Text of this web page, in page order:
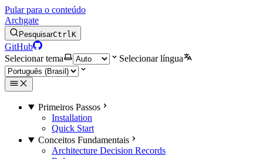
Pular para o conteúdo
Archgate
PesquisarCtrlK
GitHub
Selecionar tema
Selecionar língua
Primeiros Passos
Installation
Quick Start
Conceitos Fundamentais
Architecture Decision Records